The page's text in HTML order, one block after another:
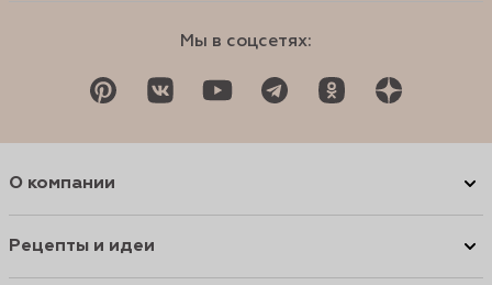
Мы в соцсетях:
О компании
Рецепты и идеи